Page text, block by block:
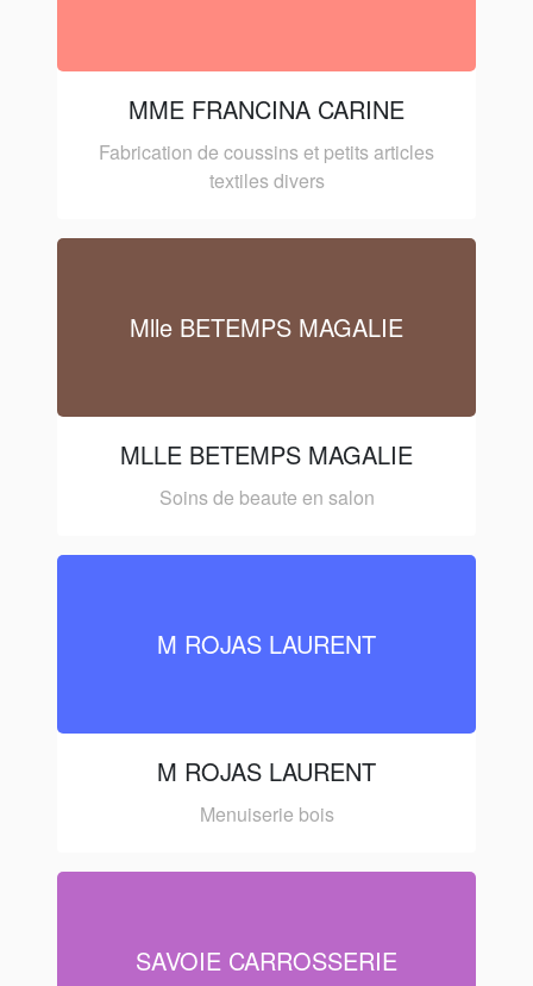
MME FRANCINA CARINE
Fabrication de coussins et petits articles
textiles divers
Mlle BETEMPS MAGALIE
MLLE BETEMPS MAGALIE
Soins de beaute en salon
M ROJAS LAURENT
M ROJAS LAURENT
Menuiserie bois
SAVOIE CARROSSERIE